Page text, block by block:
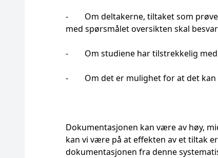
- Om deltakerne, tiltaket som prøves
med spørsmålet oversikten skal
- Om studiene har tilstrekkelig med
- Om det er mulighet for at det kan
Dokumentasjonen kan være av høy,
kan vi være på at effekten av et tiltak
dokumentasjonen fra denne